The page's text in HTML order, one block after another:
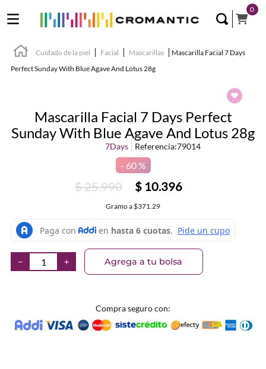
0
Cuidado de la piel Facial Mascarillas
Mascarilla Facial 7 Days
Perfect Sunday With Blue Agave And Lotus 28g
Mascarilla Facial 7 Days Perfect
Sunday With Blue Agave And Lotus 28g
7Days Referencia:79014
60 %
$25.990 $ 10.396
Gramoa $371.29
＋
－ Agrega a tu bolsa
Compra seguro con: